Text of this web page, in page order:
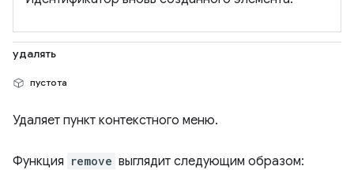
удалять
пустота
Удаляет пункт контекстного меню.
Функция remove выглядит следующим образом: